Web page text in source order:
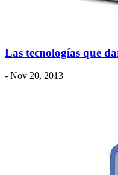
Las tecnologías que
- Nov 20, 2013